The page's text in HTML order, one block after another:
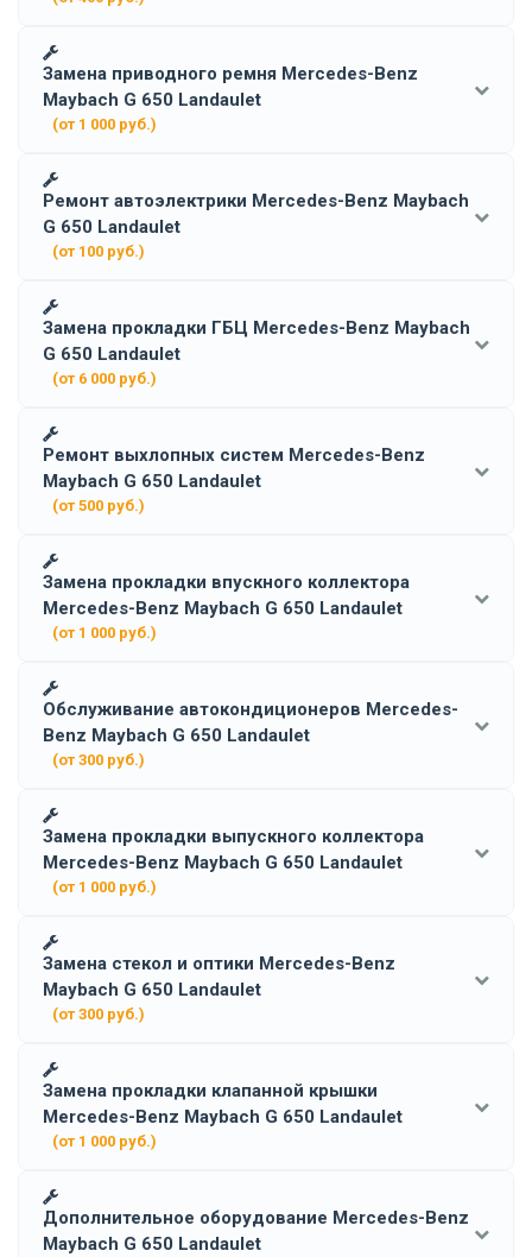
Замена приводного ремня Mercedes-Benz
Maybach G 650 Landaulet
(от 1 000 руб.)
Ремонт автоэлектрики Mercedes-Benz Maybach
G 650 Landaulet
(от 100 руб.)
Замена прокладки ГБЦ Mercedes-Benz Maybach
G 650 Landaulet
(от 6 000 руб.)
Ремонт выхлопных систем Mercedes-Benz
Maybach G 650 Landaulet
(от 500 руб.)
Замена прокладки впускного коллектора
Mercedes-Benz Maybach G 650 Landaulet
(от 1 000 руб.)
Обслуживание автокондиционеров Mercedes-
Benz Maybach G 650 Landaulet
(от 300 руб.)
Замена прокладки выпускного коллектора
Mercedes-Benz Maybach G 650 Landaulet
(от 1 000 руб.)
Замена стекол и оптики Mercedes-Benz
Maybach G 650 Landaulet
(от 300 руб.)
Замена прокладки клапанной крышки
Mercedes-Benz Maybach G 650 Landaulet
(от 1 000 руб.)
Дополнительное оборудование Mercedes-Benz
Maybach G 650 Landaulet